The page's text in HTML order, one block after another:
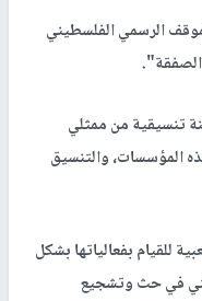
الرسمي الفلسطيني
تنسيقية من ممثلي
المؤسسات، والتنسيق
للقيام بفعالياتها بشكل
في حث وتشجيع